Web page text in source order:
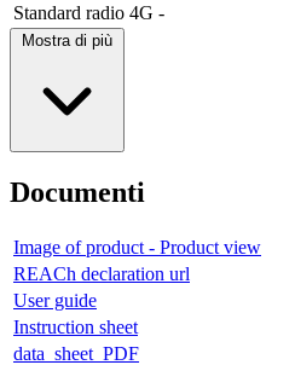
Standard radio 4G -
Mostra di più
Documenti
Image of product - Product view
REACh declaration url
User guide
Instruction sheet
data_sheet_PDF